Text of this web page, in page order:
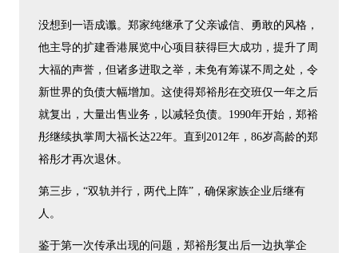
没想到一语成谶。郑家纯继承了父亲诚信、勇敢的风格，
他主导的扩建香港展览中心项目获得巨大成功，提升了周
大福的声誉，但诸多进取之举，未免有筹谋不周之处，令
新世界的负债大幅增加。这使得郑裕彤在交班仅一年之后
就复出，大量出售业务，以减轻负债。1990年开始，郑裕
彤继续执掌周大福长达22年。直到2012年，86岁高龄的郑
裕彤才再次退休。
第三步，“双轨并行，两代上阵”，确保家族企业后继有
人。
鉴于第一次传承出现的问题，郑裕彤复出后一边执掌企